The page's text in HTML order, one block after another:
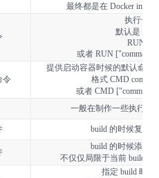
最终都是在 Docker
执行一
默认是 /bin/
RUN
或者 RUN
令
提供启动容器时候的默认命令
格式 CMD
或者 CMD
一般在制作一些执行就
build 的时候复制
build 的时候添加
不仅仅局限于当前 build
指定 build 时候